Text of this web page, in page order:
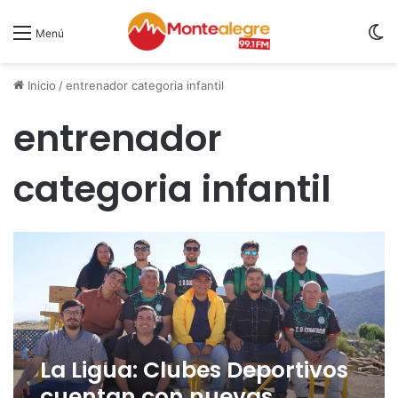
Menú
Inicio /entrenador categoria infantil
entrenador
categoria infantil
La Ligua: Clubes Deportivos